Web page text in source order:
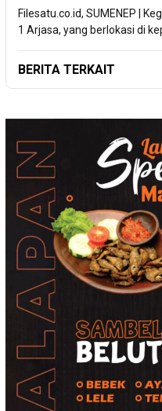
Filesatu.co.id, SUMENEP |
1 Arjasa, yang berlokasi di
BERITA TERKAIT